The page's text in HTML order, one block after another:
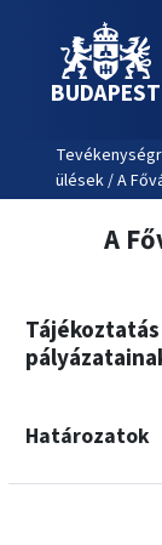
BUDAPEST
ülések / A
A
Határozatok